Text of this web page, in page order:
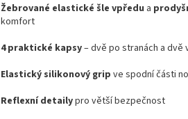
Žebrované elastické šle vpředu a
komfort
4praktické kapsy–dvě po stranách a dvě
Elastickýsilikonový grip ve spodníčásti
Reflexnídetailypro většíbezpečnost